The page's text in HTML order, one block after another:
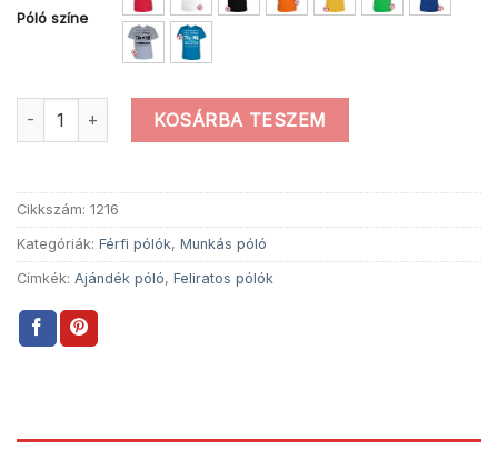
Póló színe
Ajándék nem egoista munkás póló mennyiség
KOSÁRBA TESZEM
Cikkszám: 1216
Kategóriák: Férfi pólók, Munkás póló
Címkék: Ajándék póló, Feliratos pólók